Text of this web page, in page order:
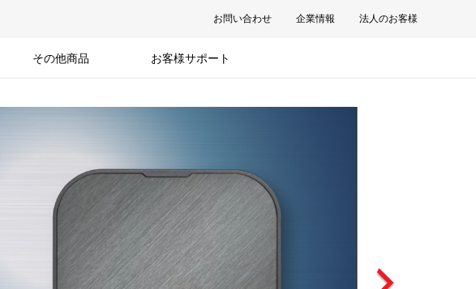
お問い合わせ 企業情報 法人のお客様
その他商品 お客様サポート